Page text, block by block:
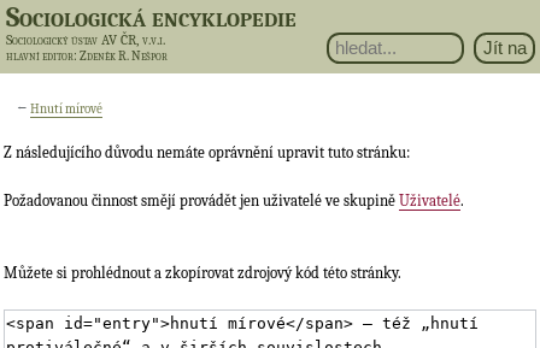
Sociologická encyklopedie
Sociologický ústav AV ČR, v.v.i.
hlavní editor: Zdeněk R. Nešpor
←Hnutí mírové
Z následujícího důvodu nemáte oprávnění upravit tuto stránku:
Požadovanou činnost smějí provádět jen uživatelé ve skupině Uživatelé.
Můžete si prohlédnout a zkopírovat zdrojový kód této stránky.